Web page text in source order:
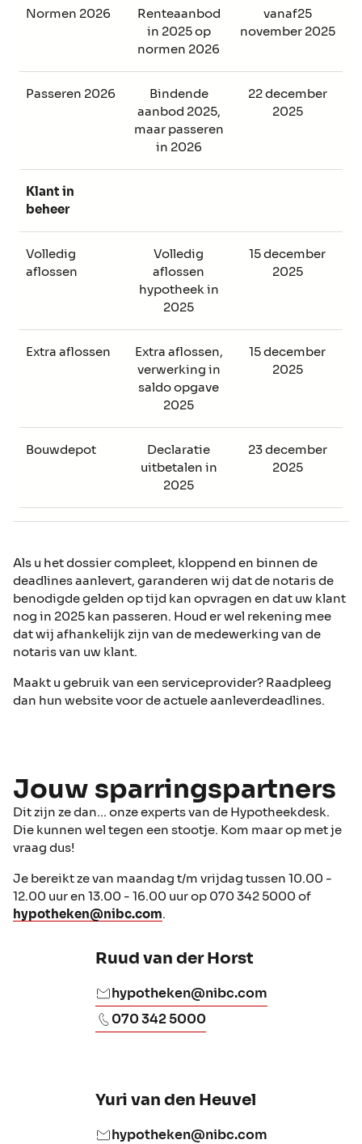
Normen 2026
Renteaanbod
in 2025 op
normen 2026
vanaf25
november 2025
Passeren 2026
Bindende
aanbod 2025,
maar passeren
in 2026
22 december
2025
Klant in
beheer
Volledig
aflossen
Volledig
aflossen
hypotheek in
2025
15 december
2025
Extra aflossen
Extra aflossen,
verwerking in
saldo opgave
2025
15 december
2025
Bouwdepot
Declaratie
uitbetalen in
2025
23 december
2025
Als u het dossier compleet, kloppend en binnen de
deadlines aanlevert, garanderen wij dat de notaris de
benodigde gelden op tijd kan opvragen en dat uw klant
nog in 2025 kan passeren. Houd er wel rekening mee
dat wij afhankelijk zijn van de medewerking van de
notaris van uw klant.
Maakt u gebruik van een serviceprovider? Raadpleeg
dan hun website voor de actuele aanleverdeadlines.
Jouw sparringspartners
Dit zijn ze dan… onze experts van de Hypotheekdesk.
Die kunnen wel tegen een stootje. Kom maar op met je
vraag dus!
Je bereikt ze van maandag t/m vrijdag tussen 10.00 -
12.00 uur en 13.00 - 16.00 uur op 070 342 5000 of
hypotheken@nibc.com.
Ruud van der Horst
hypotheken@nibc.com
070 342 5000
Yuri van den Heuvel
hypotheken@nibc.com